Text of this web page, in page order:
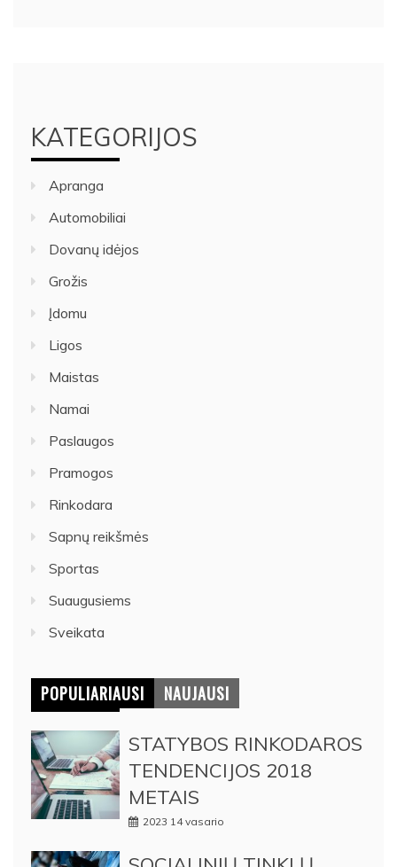
KATEGORIJOS
Apranga
Automobiliai
Dovanų idėjos
Grožis
Įdomu
Ligos
Maistas
Namai
Paslaugos
Pramogos
Rinkodara
Sapnų reikšmės
Sportas
Suaugusiems
Sveikata
POPULIARIAUSI NAUJAUSI
STATYBOS RINKODAROS
TENDENCIJOS 2018
METAIS
2023 14 vasario